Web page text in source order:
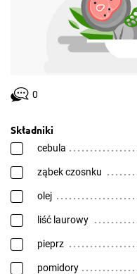
0
Składniki
cebula
ząbek czosnku
olej
liść laurowy
pieprz
pomidory